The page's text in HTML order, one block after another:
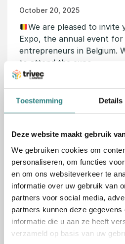
Toestemming Details
Deze website maakt gebruik
We gebruiken cookies om
personaliseren, om functies
en om ons websiteverkeer te
informatie over uw gebruik van
partners voor social media,
partners kunnen deze
informatie die u aan ze heeft
verzameld op basis van uw
October 20, 2025
We are pleased to invite
Expo, the annual event
entrepreneurs in Belgium.
to attend the expo…
Read story